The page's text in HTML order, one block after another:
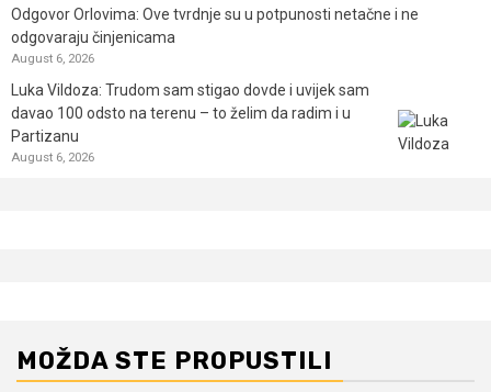
Odgovor Orlovima: ​Ove tvrdnje su u potpunosti netačne i ne
odgovaraju činjenicama
August 6, 2026
Luka Vildoza: Trudom sam stigao dovde i uvijek sam
davao 100 odsto na terenu – to želim da radim i u
Partizanu
August 6, 2026
MOŽDA STE PROPUSTILI